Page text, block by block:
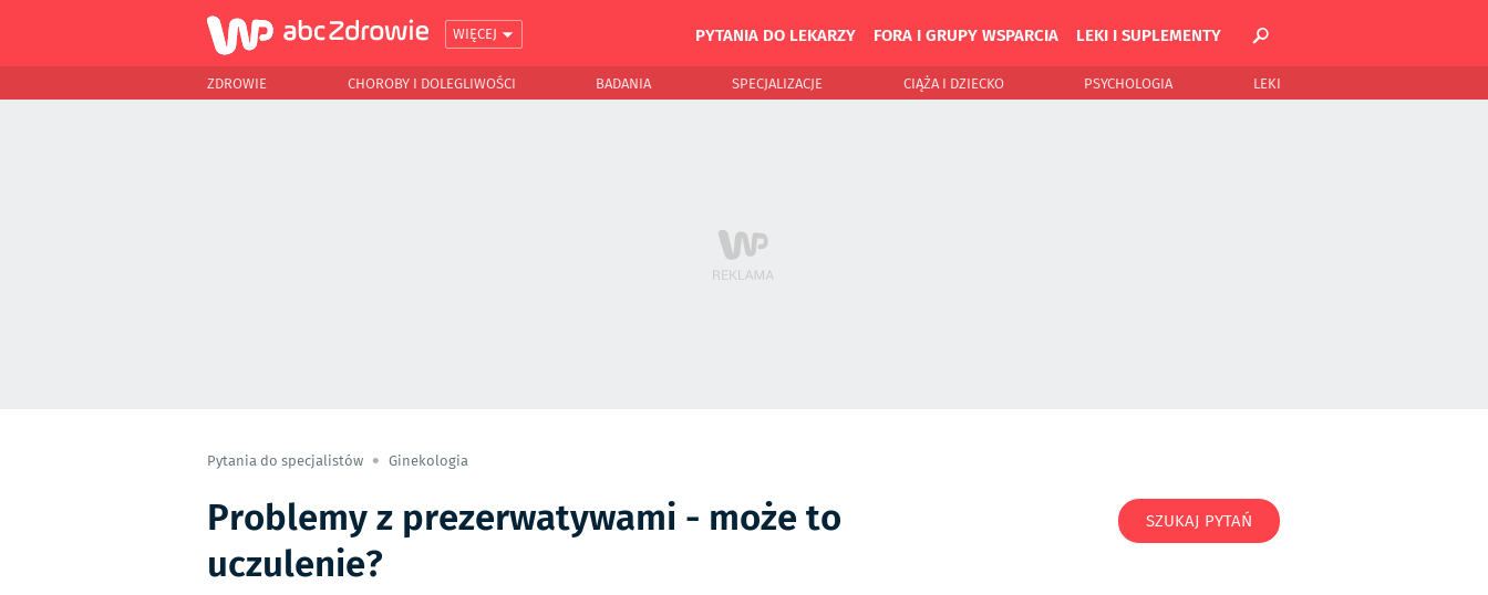
WIĘCEJ PYTANIA DO LEKARZY FORA I GRUPY WSPARCIA LEKI I SUPLEMENTY
ZDROWIE CHOROBY I DOLEGLIWOŚCI BADANIA SPECJALIZACJE CIĄŻA I DZIECKO PSYCHOLOGIA LEKI
Pytania do specjalistów Ginekologia
Problemy z prezerwatywami - może to
uczulenie?
SZUKAJ PYTAŃ